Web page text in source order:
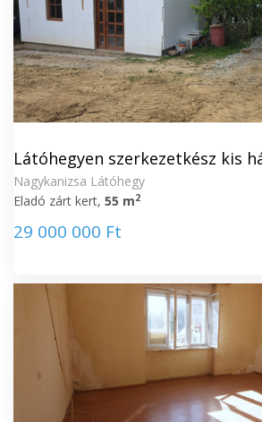
Látóhegyen szerkezetkész kis
Nagykanizsa Látóhegy
Eladó zárt kert, 55 m2
29 000 000 Ft